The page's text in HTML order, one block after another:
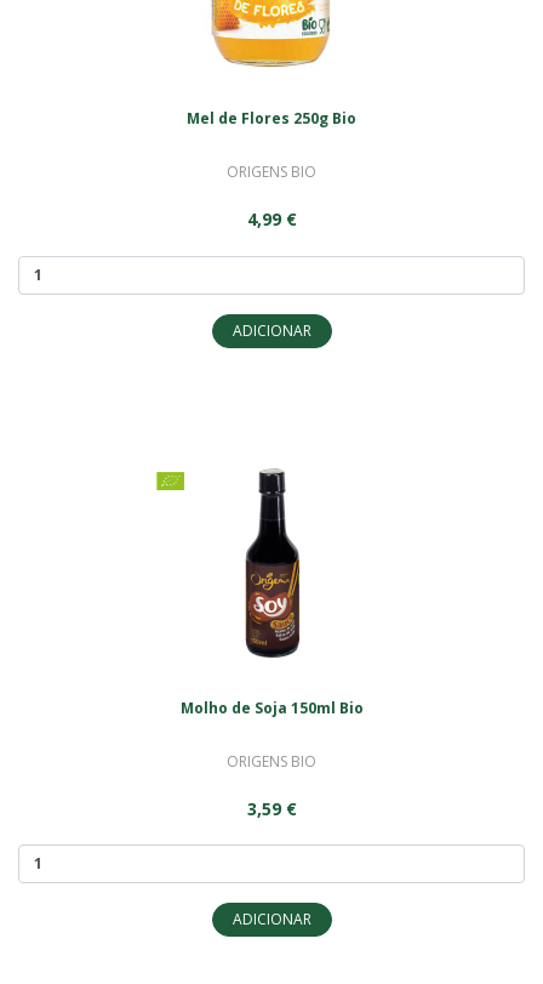
Mel de Flores 250g Bio
ORIGENS BIO
4,99 €
ADICIONAR
Molho de Soja 150ml Bio
ORIGENS BIO
3,59 €
ADICIONAR